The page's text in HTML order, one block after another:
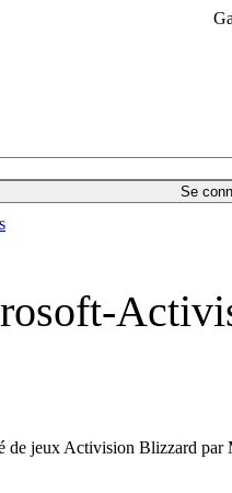
Se
jeux Activision Blizzard